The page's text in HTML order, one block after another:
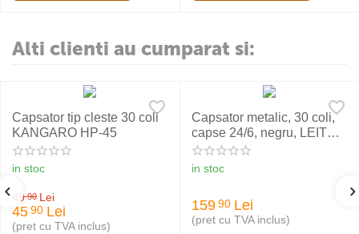
Alti clienti au cumparat si:
Capsator tip cleste 30 coli
KANGARO HP-45
in stoc
49 90 Lei
45 90 Lei
(pret cu TVA inclus)
Capsator metalic, 30 coli,
capse 24/6, negru, LEITZ
WOW 5502 NeXXt Series
in stoc
159 90 Lei
(pret cu TVA inclus)